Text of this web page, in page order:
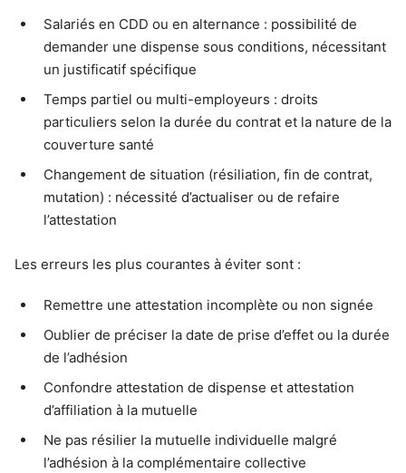
Salariés en CDD ou en alternance : possibilité de
demander une dispense sous conditions, nécessitant
un justificatif spécifique
Temps partiel ou multi-employeurs : droits
particuliers selon la durée du contrat et la nature de la
couverture santé
Changement de situation (résiliation, fin de contrat,
mutation) : nécessité d’actualiser ou de refaire
l’attestation
Les erreurs les plus courantes à éviter sont :
Remettre une attestation incomplète ou non signée
Oublier de préciser la date de prise d’effet ou la durée
de l’adhésion
Confondre attestation de dispense et attestation
d’affiliation à la mutuelle
Ne pas résilier la mutuelle individuelle malgré
l’adhésion à la complémentaire collective